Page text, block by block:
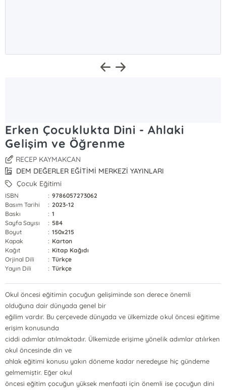
Erken Çocuklukta Dini - Ahlaki
Gelişim ve Öğrenme
RECEP KAYMAKCAN
DEM DEĞERLER EĞİTİMİ MERKEZİ YAYINLARI
Çocuk Eğitimi
ISBN : 9786057273062
Basım Tarihi
: 2023-12
Baskı
: 1
Sayfa Sayısı
: 584
Boyut
: 150x215
Kapak
: Karton
Kağıt
: Kitap Kağıdı
Orjinal Dili
: Türkçe
Yayın Dili
: Türkçe
Okul öncesi eğitimin çocuğun gelişiminde son derece önemli
olduğuna dair dünyada genel bir
eğilim vardır. Bu çerçevede dünyada ve ülkemizde okul öncesi eğitime
erişim konusunda
ciddi adımlar atılmaktadır. Ülkemizde erişime yönelik adımlar atılırken
okul öncesinde din ve
ahlak eğitimi konusu yakın döneme kadar neredeyse hiç gündeme
gelmemiştir. Eğer okul
öncesi eğitim çocuğun yüksek menfaati için önemli ise çocuğun dini